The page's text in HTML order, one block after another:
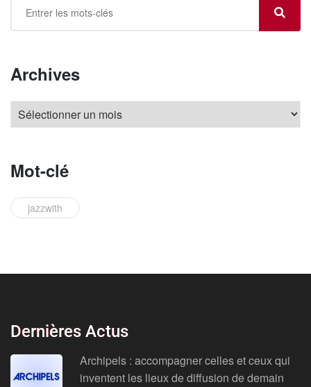
Archives
Mot-clé
jazzwith
Dernières Actus
Archipels : accompagner celles et ceux qui
inventent les lieux de diffusion de demain